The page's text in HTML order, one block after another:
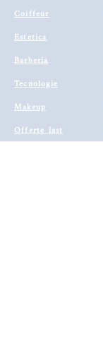
Coiffeur
Estetica
Barberia
Tecnologie
Makeup
Offerte last